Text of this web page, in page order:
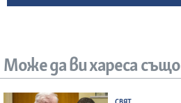
Може да ви хареса също